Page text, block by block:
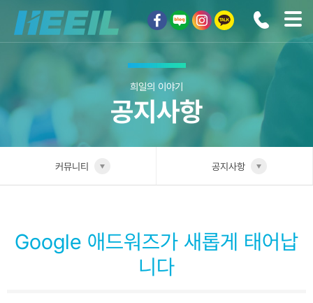
희일의 이야기
공지사항
커뮤니티
광고상품
공지사항
Google 애드워즈가 새롭게 태어납
니다